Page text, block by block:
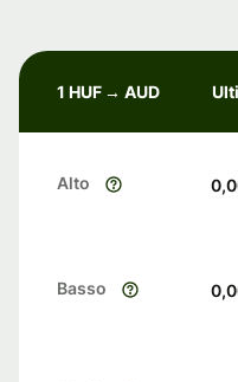
1 HUF → AUD
Alto
Basso